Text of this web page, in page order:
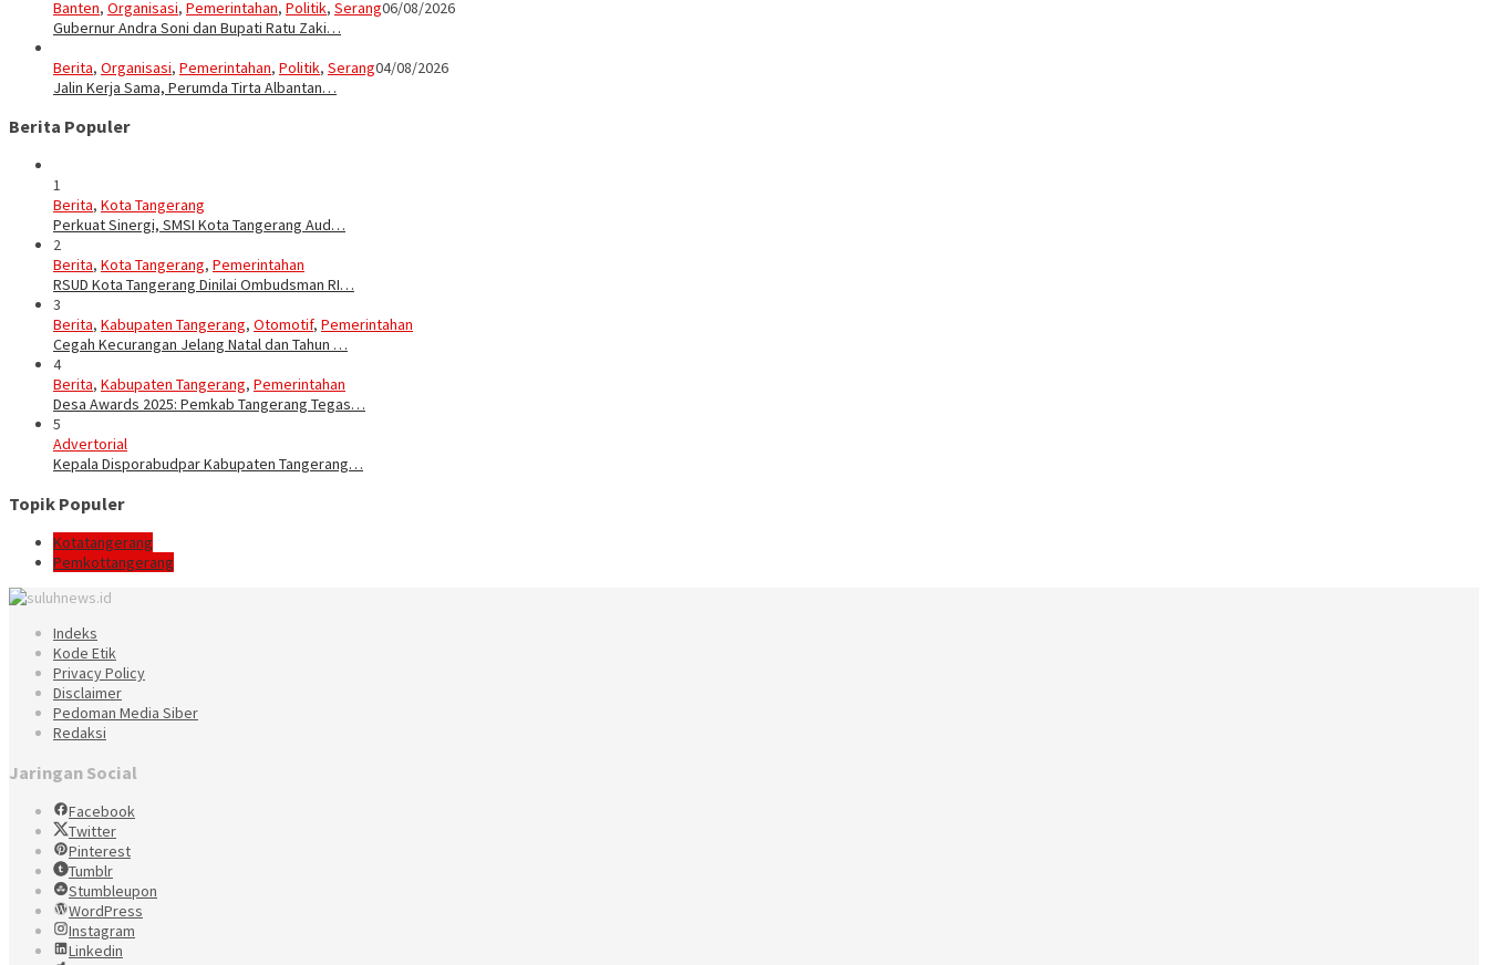
Banten, Organisasi, Pemerintahan, Politik, Serang06/08/2026
Gubernur Andra Soni dan Bupati Ratu Zaki…
Berita, Organisasi, Pemerintahan, Politik, Serang04/08/2026
Jalin Kerja Sama, Perumda Tirta Albantan…
Berita Populer
1
Berita, Kota Tangerang
Perkuat Sinergi, SMSI Kota Tangerang Aud…
2
Berita, Kota Tangerang, Pemerintahan
RSUD Kota Tangerang Dinilai Ombudsman RI…
3
Berita, Kabupaten Tangerang, Otomotif, Pemerintahan
Cegah Kecurangan Jelang Natal dan Tahun …
4
Berita, Kabupaten Tangerang, Pemerintahan
Desa Awards 2025: Pemkab Tangerang Tegas…
5
Advertorial
Kepala Disporabudpar Kabupaten Tangerang…
Topik Populer
Kotatangerang
Pemkottangerang
Indeks
Kode Etik
Privacy Policy
Disclaimer
Pedoman Media Siber
Redaksi
Jaringan Social
Facebook
Twitter
Pinterest
Tumblr
Stumbleupon
WordPress
Instagram
Linkedin